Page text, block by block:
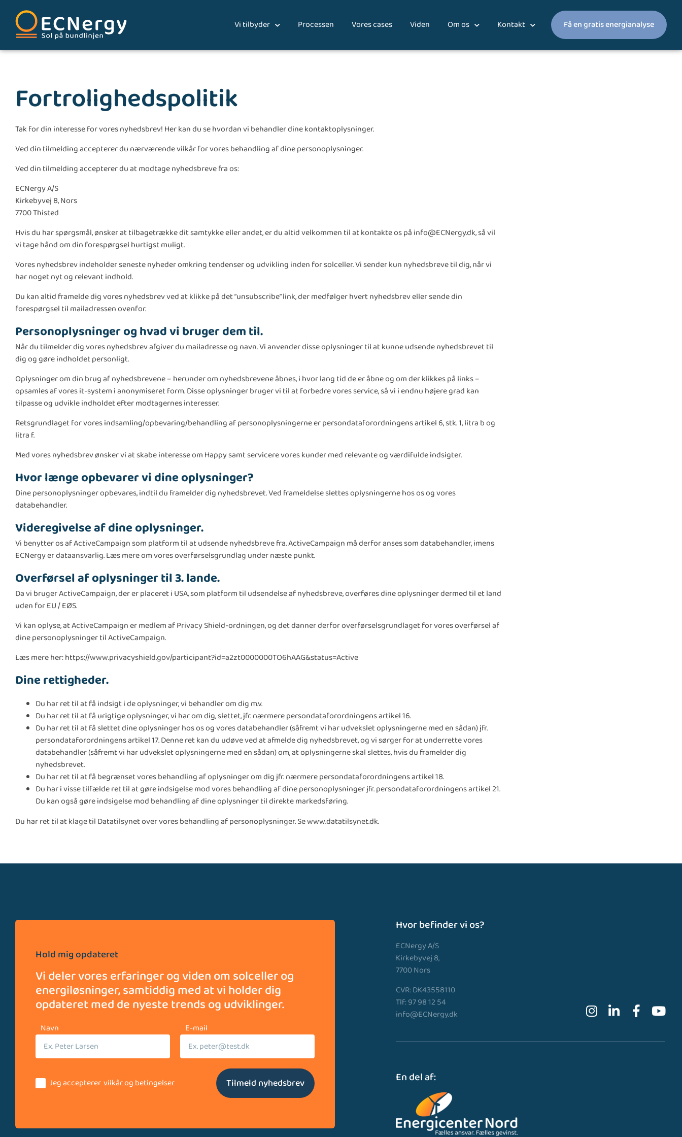
Vi tilbyder Processen Vores cases Viden Om os Kontakt Få en gratis energianalyse
Fortrolighedspolitik
Tak for din interesse for vores nyhedsbrev! Her kan du se hvordan vi behandler dine kontaktoplysninger.
Ved din tilmelding accepterer du nærværende vilkår for vores behandling af dine personoplysninger.
Ved din tilmelding accepterer du at modtage nyhedsbreve fra os:
ECNergy A/S
Kirkebyvej 8, Nors
7700 Thisted
Hvis du har spørgsmål, ønsker at tilbagetrække dit samtykke eller andet, er du altid velkommen til at kontakte os på info@ECNergy.dk, så vil
vi tage hånd om din forespørgsel hurtigst muligt.
Vores nyhedsbrev indeholder seneste nyheder omkring tendenser og udvikling inden for solceller. Vi sender kun nyhedsbreve til dig, når vi
har noget nyt og relevant indhold.
Du kan altid framelde dig vores nyhedsbrev ved at klikke på det ”unsubscribe” link, der medfølger hvert nyhedsbrev eller sende din
forespørgsel til mailadressen ovenfor.
Personoplysninger og hvad vi bruger dem til.
Når du tilmelder dig vores nyhedsbrev afgiver du mailadresse og navn. Vi anvender disse oplysninger til at kunne udsende nyhedsbrevet til
dig og gøre indholdet personligt.
Oplysninger om din brug af nyhedsbrevene – herunder om nyhedsbrevene åbnes, i hvor lang tid de er åbne og om der klikkes på links –
opsamles af vores it-system i anonymiseret form. Disse oplysninger bruger vi til at forbedre vores service, så vi i endnu højere grad kan
tilpasse og udvikle indholdet efter modtagernes interesser.
Retsgrundlaget for vores indsamling/opbevaring/behandling af personoplysningerne er persondataforordningens artikel 6, stk. 1, litra b og
litra f.
Med vores nyhedsbrev ønsker vi at skabe interesse om Happy samt servicere vores kunder med relevante og værdifulde indsigter.
Hvor længe opbevarer vi dine oplysninger?
Dine personoplysninger opbevares, indtil du framelder dig nyhedsbrevet. Ved frameldelse slettes oplysningerne hos os og vores
databehandler.
Videregivelse af dine oplysninger.
Vi benytter os af ActiveCampaign som platform til at udsende nyhedsbreve fra. ActiveCampaign må derfor anses som databehandler, imens
ECNergy er dataansvarlig. Læs mere om vores overførselsgrundlag under næste punkt.
Overførsel af oplysninger til 3. lande.
Da vi bruger ActiveCampaign, der er placeret i USA, som platform til udsendelse af nyhedsbreve, overføres dine oplysninger dermed til et land
uden for EU / EØS.
Vi kan oplyse, at ActiveCampaign er medlem af Privacy Shield-ordningen, og det danner derfor overførselsgrundlaget for vores overførsel af
dine personoplysninger til ActiveCampaign.
Læs mere her:https://www.privacyshield.gov/participant?id=a2zt0000000TO6hAAG&status=Active
Dine rettigheder.
Du har ret til at få indsigt i de oplysninger, vi behandler om dig m.v.
Du har ret til at få urigtige oplysninger, vi har om dig, slettet, jfr. nærmere persondataforordningens artikel 16.
Du har ret til at få slettet dine oplysninger hos os og vores databehandler (såfremt vi har udvekslet oplysningerne med en sådan) jfr.
persondataforordningens artikel 17. Denne ret kan du udøve ved at afmelde dig nyhedsbrevet, og vi sørger for at underrette vores
databehandler (såfremt vi har udvekslet oplysningerne med en sådan) om, at oplysningerne skal slettes, hvis du framelder dig
nyhedsbrevet.
Du har ret til at få begrænset vores behandling af oplysninger om dig jfr. nærmere persondataforordningens artikel 18.
Du har i visse tilfælde ret til at gøre indsigelse mod vores behandling af dine personoplysninger jfr. persondataforordningens artikel 21.
Du kan også gøre indsigelse mod behandling af dine oplysninger til direkte markedsføring.
Du har ret til at klage til Datatilsynet over vores behandling af personoplysninger. Sewww.datatilsynet.dk.
Hold mig opdateret
Vi deler vores erfaringer og viden om solceller og
energiløsninger, samtiddig med at vi holder dig
opdateret med de nyeste trends og udviklinger.
Navn E-mail
Jeg accepterer vilkår og betingelser Tilmeld nyhedsbrev
Hvor befinder vi os?
ECNergy A/S
Kirkebyvej 8,
7700 Nors
CVR: DK43558110
Tlf: 97 98 12 54
info@ECNergy.dk
En del af: